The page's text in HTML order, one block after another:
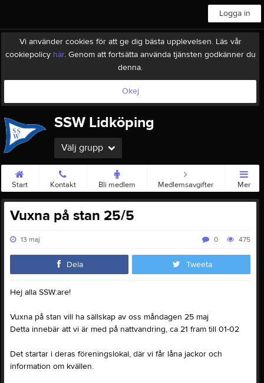
Logga in
Vi använder cookies för att ge dig bästa upplevelsen. Läs vår
cookiepolicy här. Genom att fortsätta använda tjänsten godkänner du
denna.
Okej
SSW Lidköping
Välj grupp
Start Kontakt Bli medlem Medlemsavgifter Mer
Vuxna på stan 25/5
13 maj 475
0
Dela Tweeta
Hej alla SSW:are!
Vuxna på stan vill ha sällskap av oss måndagen 25 maj
Detta innebär att vi är med på nattvandring, ca 21 fram till 01-02
Det startar i deras föreningslokal, där vi får låna jackor och
information om kvällen.